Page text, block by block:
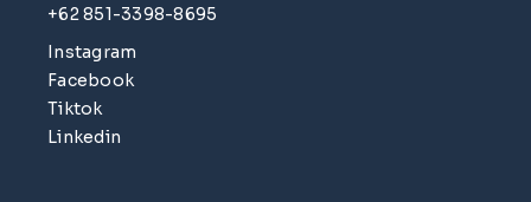
+62 851-3398-8695
Instagram
Facebook
Tiktok
Linkedin